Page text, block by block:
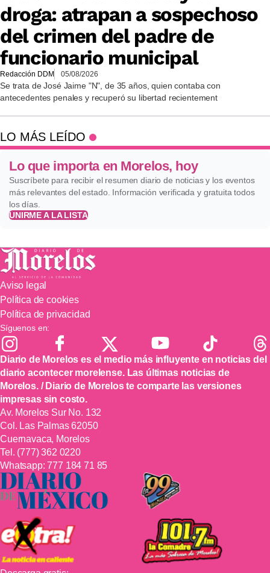
droga: atrapan a sospechoso
del crimen del padre de
funcionario municipal
Redacción DDM 05/08/2026
Se trata de José Jaime "N", de 35 años, quien contaba con
antecedentes penales y recuperó su libertad recientement
LO MÁS LEÍDO
Lo que importa en Morelos, hoy
Suscríbete para recibir el resumen diario de noticias y los eventos
más relevantes del estado. Información verificada y gratuita todos
los días.
UNIRME A LA LISTA
Aviso legal
Política de cookies
Política de privacidad
Síguenos en:
Diario de Morelos es el medio más influyente en noticias del
diario acontecer morelense. Las últimas noticias de
Morelos. / Diario de Morelos te comparte las versiones
impresas sin costo.
Av. Morelos Sur No. 132
Col. Las Palmas 62050
Cuernavaca, Morelos
Tel. (777) 362 0220
Whatsapp:777 184 71 85